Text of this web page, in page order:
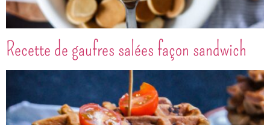
Recette de gaufres salées façon sandwich